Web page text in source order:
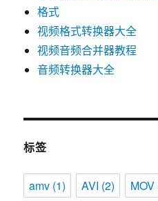
格式
视频格式转换器大全
视频音频合并器教程
音频转换器大全
标签
amv (1) AVI (2) MOV